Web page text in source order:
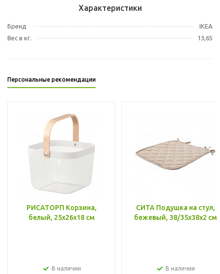
Характеристики
Бренд
IKEA
Вес в кг.
13,65
Персональные рекомендации
РИСАТОРП Корзина,
белый, 25x26x18 см
В наличии
СИТА Подушка на стул,
бежевый, 38/35x38x2 см
В наличии